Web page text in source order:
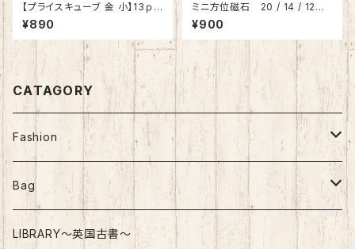
【プライスキューブ 金 小】13ｐ×
10セット プライスタグ 価格表
示用 パーツ ディスプレー 店舗
用 金文字
¥890
ミニ方位磁石 20 / 14 / 12m
m 10個入
¥900
CATAGORY
Fashion
Nostalgic Fashion
Top
Bag
Nostalgic Bag
LIBRARY～英国古書～